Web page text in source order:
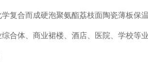
复合而成硬泡聚氨酯荔枝面陶瓷薄板保
合体、商业裙楼、酒店、医院、学校等业